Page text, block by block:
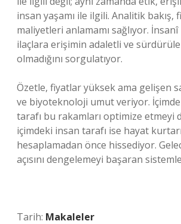
insan yaşamı ile ilgili. Analitik bakış,
maliyetleri anlamamı sağlıyor. İnsanî
ilaçlara erişimin adaletli ve
olmadığını sorgulatıyor.
Özetle, fiyatlar yüksek ama gelişen
ve biyoteknoloji umut veriyor.
tarafı bu rakamları optimize etmeyi
içimdeki insan tarafı ise hayat
hesaplamadan önce hissediyor.
açısını dengelemeyi başaran
Tarih: Makaleler